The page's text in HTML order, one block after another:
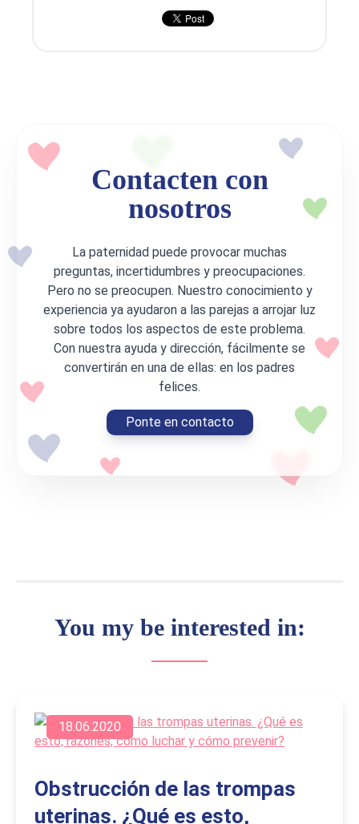
Contacten con
nosotros
La paternidad puede provocar muchas
preguntas, incertidumbres y preocupaciones.
Pero no se preocupen. Nuestro conocimiento y
experiencia ya ayudaron a las parejas a arrojar luz
sobre todos los aspectos de este problema.
Con nuestra ayuda y dirección, fácilmente se
convertirán en una de ellas: en los padres
felices.
Ponte en contacto
You my be interested in:
18.06.2020
Obstrucción de las trompas
uterinas. ¿Qué es esto,